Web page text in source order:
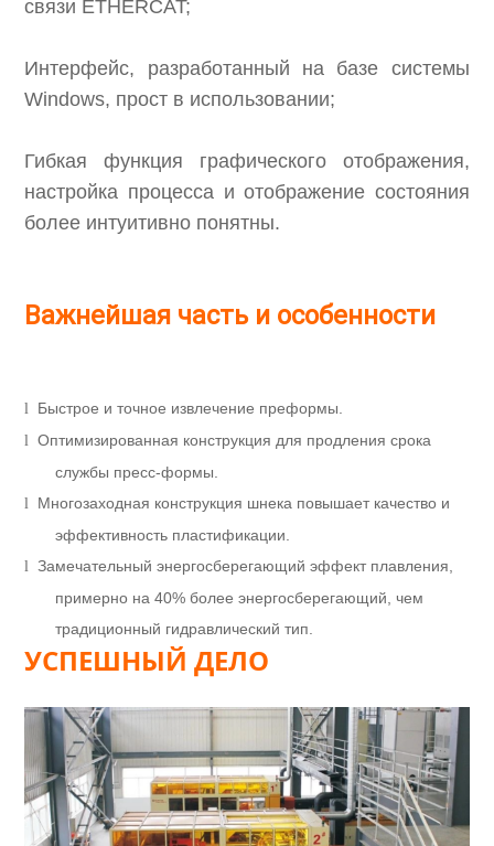
связи ETHERCAT;
Интерфейс, разработанный на базе системы
Windows, прост в использовании;
Гибкая функция графического отображения,
настройка процесса и отображение состояния
более интуитивно понятны.
Важнейшая часть и особенности
l Быстрое и точное извлечение преформы.
l
Оптимизированная конструкция для продления срока
службы пресс-формы.
l
Многозаходная конструкция шнека повышает качество и
эффективность пластификации.
l
Замечательный энергосберегающий эффект плавления,
примерно на 40% более энергосберегающий, чем
традиционный гидравлический тип.
УСПЕШНЫЙ ДЕЛО